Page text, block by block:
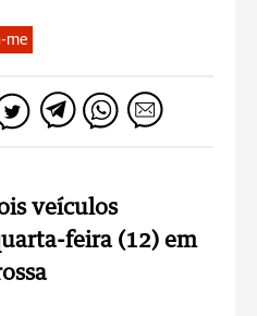
me
veículos
feira (12) em